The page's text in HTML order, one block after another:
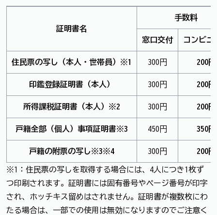
証明書名
手数料
窓口交付 コンビニ
住民票の写し（本人・世帯員）※1 300円 200円
印鑑登録証明書（本人） 300円 200円
所得課税証明書（本人）※2 300円 200円
戸籍全部（個人）事項証明書※3 450円 350円
戸籍の附票の写し※3※4 300円 200円
※1：住民票の写しを取得する場合には、4人につき1枚ず
つ印刷されます。証明書には固有番号やページ番号が印字
され、ホッチキス留めはされません。証明書が複数枚にわ
たる場合は、一部での使用は無効になりますのでご注意く